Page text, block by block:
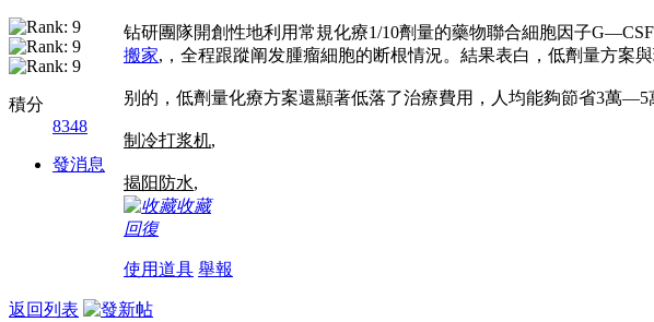
積分
8348
發消息
钻研團隊開創性地利用常規化療1/10劑量的藥物聯合細胞因子
搬家,，全程跟蹤阐发腫瘤細胞的断根情況。結果表白，低劑量方案
别的，低劑量化療方案還顯著低落了治療費用，人均能夠節省3萬—5
制冷打浆机,
揭阳防水,
收藏
回復
使用道具 舉報
返回列表